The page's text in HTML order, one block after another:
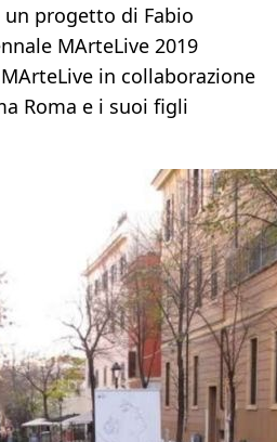
un progetto di Fabio
MArteLive 2019
in collaborazione
Roma e i suoi figli